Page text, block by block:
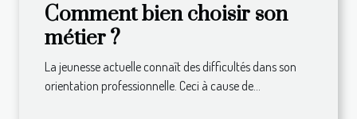
Comment bien choisir son
métier ?
La jeunesse actuelle connaît des difficultés dans son
orientation professionnelle. Ceci à cause de...